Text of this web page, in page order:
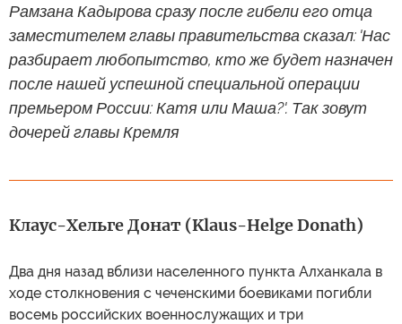
Рамзана Кадырова сразу после гибели его отца
заместителем главы правительства сказал: 'Нас
разбирает любопытство, кто же будет назначен
после нашей успешной специальной операции
премьером России: Катя или Маша?'. Так зовут
дочерей главы Кремля
Клаус-Хельге Донат (Klaus-Helge Donath)
Два дня назад вблизи населенного пункта Алханкала в
ходе столкновения с чеченскими боевиками погибли
восемь российских военнослужащих и три